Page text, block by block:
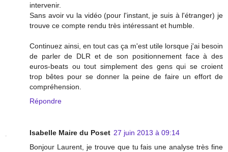
intervenir.
Sans avoir vu la vidéo (pour l'instant, je suis à l'étranger) je
trouve ce compte rendu très intéressant et humble.
Continuez ainsi, en tout cas ça m'est utile lorsque j'ai besoin
de parler de DLR et de son positionnement face à des
euros-beats ou tout simplement des gens qui se croient
trop bêtes pour se donner la peine de faire un effort de
compréhension.
Répondre
Isabelle Maire du Poset 27 juin 2013 à 09:14
Bonjour Laurent, je trouve que tu fais une analyse très fine